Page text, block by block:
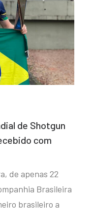
de Shotgun
com
de apenas 22
Brasileira
brasileiro a